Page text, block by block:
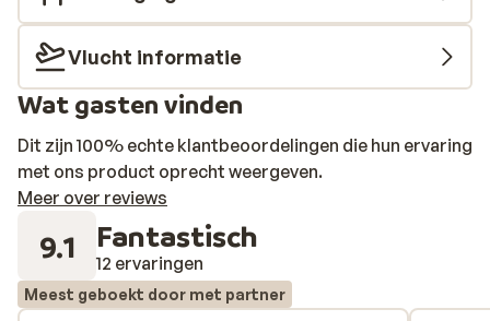
Vlucht informatie
Wat gasten vinden
Dit zijn 100% echte klantbeoordelingen die hun ervaring
met ons product oprecht weergeven.
Meer over reviews
9.1 Fantastisch
12 ervaringen
Meest geboekt door met partner